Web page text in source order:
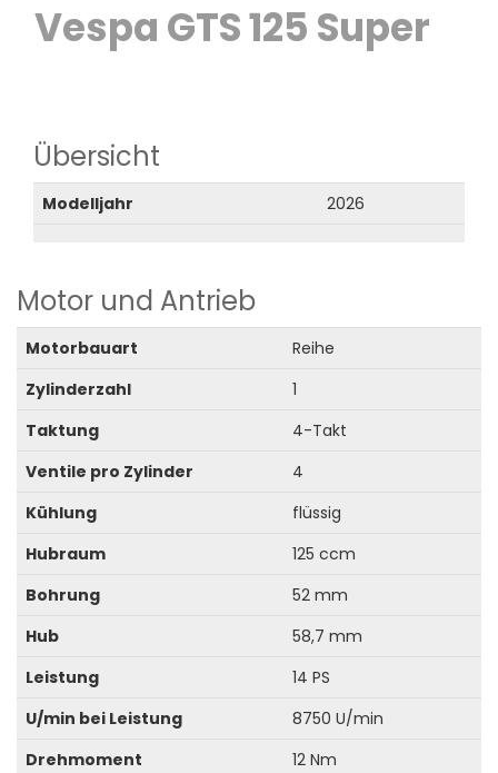
Vespa GTS 125 Super
Übersicht
Modelljahr 2026
Motor und Antrieb
Motorbauart
Reihe
Zylinderzahl
1
Taktung
4-Takt
Ventile pro Zylinder
4
Kühlung
flüssig
Hubraum
125 ccm
Bohrung
52 mm
Hub
58,7 mm
Leistung
14 PS
U/min bei Leistung
8750 U/min
Drehmoment
12 Nm